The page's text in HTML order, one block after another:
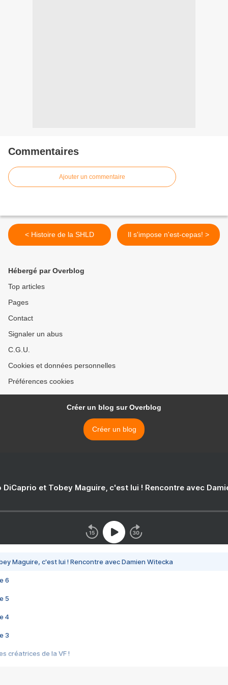
Commentaires
Ajouter un commentaire
< Histoire de la SHLD Il s'impose n'est-cepas! >
Hébergé par Overblog
Top articles
Pages
Contact
Signaler un abus
C.G.U.
Cookies et données personnelles
Préférences cookies
Créer un blog sur Overblog
Créer un blog
DiCaprio et Tobey Maguire, c'est lui ! Rencontre avec
Maguire, c'est lui ! Rencontre avec Damien Witecka
6
5
4
3
créatrices de la VF !